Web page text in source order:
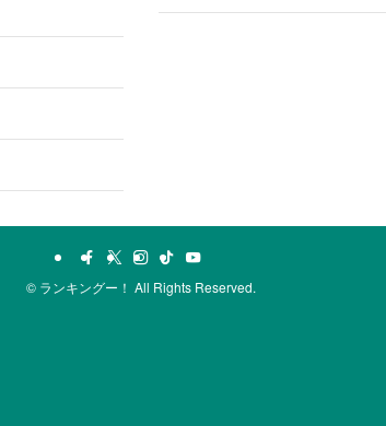
© ランキングー！ All Rights Reserved.